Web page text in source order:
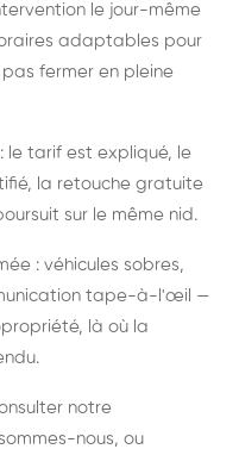
le jour-même
adaptables pour
fermer en pleine
: le tarif est expliqué, le
la retouche gratuite
sur le même nid.
: véhicules sobres,
tape-à-l'œil —
là où la
notre
nous, ou